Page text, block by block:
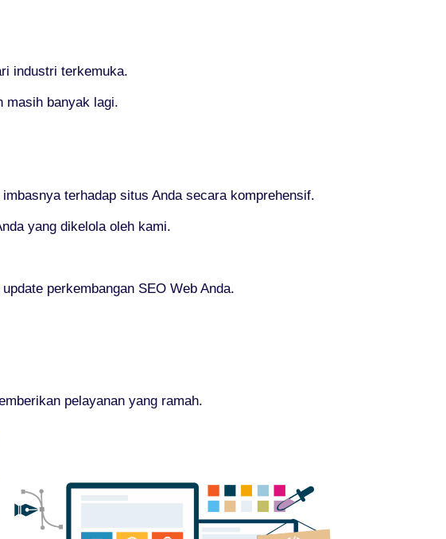
industri terkemuka.
masih banyak lagi.
terhadap situs Anda secara komprehensif.
yang dikelola oleh kami.
perkembangan SEO Web Anda.
pelayanan yang ramah.